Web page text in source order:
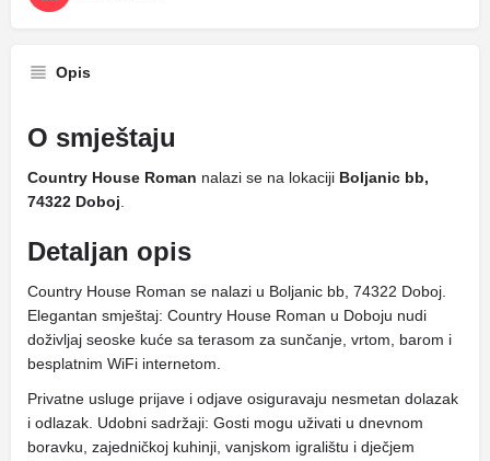
Opis
O smještaju
Country House Roman nalazi se na lokaciji Boljanic bb,
74322 Doboj
Detaljan opis
Country House Roman se nalazi u Boljanic bb, 74322 Doboj.
Elegantan smještaj: Country House Roman u Doboju nudi
doživljaj seoske kuće sa terasom za sunčanje, vrtom, barom i
besplatnim WiFi internetom.
Privatne usluge prijave i odjave osiguravaju nesmetan dolazak
i odlazak. Udobni sadržaji: Gosti mogu uživati ​​u dnevnom
boravku, zajedničkoj kuhinji, vanjskom igralištu i dječjem